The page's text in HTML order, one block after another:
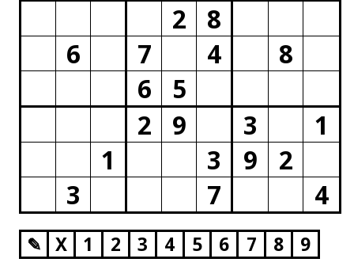
2
8
6
7 4
8
6
5
2
9 3
1
1
3 9
2
3
7 4
✎ X 1 2 3 4 5 6 7 8 9